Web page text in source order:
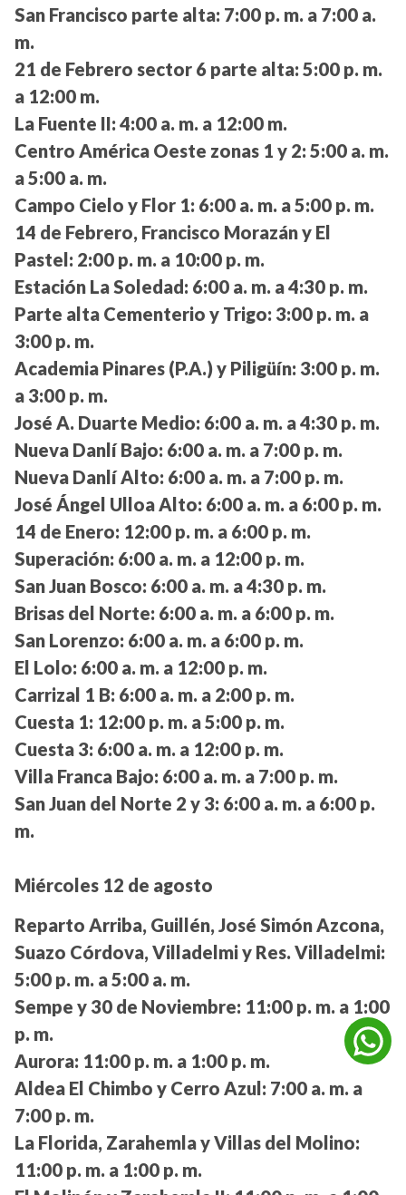
San Francisco parte alta: 7:00 p. m. a 7:00 a.
m.
21 de Febrero sector 6 parte alta: 5:00 p. m.
a 12:00 m.
La Fuente II: 4:00 a. m. a 12:00 m.
Centro América Oeste zonas 1 y 2: 5:00 a. m.
a 5:00 a. m.
Campo Cielo y Flor 1: 6:00 a. m. a 5:00 p. m.
14 de Febrero, Francisco Morazán y El
Pastel: 2:00 p. m. a 10:00 p. m.
Estación La Soledad: 6:00 a. m. a 4:30 p. m.
Parte alta Cementerio y Trigo: 3:00 p. m. a
3:00 p. m.
Academia Pinares (P.A.) y Piligüín: 3:00 p. m.
a 3:00 p. m.
José A. Duarte Medio: 6:00 a. m. a 4:30 p. m.
Nueva Danlí Bajo: 6:00 a. m. a 7:00 p. m.
Nueva Danlí Alto: 6:00 a. m. a 7:00 p. m.
José Ángel Ulloa Alto: 6:00 a. m. a 6:00 p. m.
14 de Enero: 12:00 p. m. a 6:00 p. m.
Superación: 6:00 a. m. a 12:00 p. m.
San Juan Bosco: 6:00 a. m. a 4:30 p. m.
Brisas del Norte: 6:00 a. m. a 6:00 p. m.
San Lorenzo: 6:00 a. m. a 6:00 p. m.
El Lolo: 6:00 a. m. a 12:00 p. m.
Carrizal 1 B: 6:00 a. m. a 2:00 p. m.
Cuesta 1: 12:00 p. m. a 5:00 p. m.
Cuesta 3: 6:00 a. m. a 12:00 p. m.
Villa Franca Bajo: 6:00 a. m. a 7:00 p. m.
San Juan del Norte 2 y 3: 6:00 a. m. a 6:00 p.
m.
Miércoles 12 de agosto
Reparto Arriba, Guillén, José Simón Azcona,
Suazo Córdova, Villadelmi y Res. Villadelmi:
5:00 p. m. a 5:00 a. m.
Sempe y 30 de Noviembre: 11:00 p. m. a 1:00
p. m.
Aurora: 11:00 p. m. a 1:00 p. m.
Aldea El Chimbo y Cerro Azul: 7:00 a. m. a
7:00 p. m.
La Florida, Zarahemla y Villas del Molino:
11:00 p. m. a 1:00 p. m.